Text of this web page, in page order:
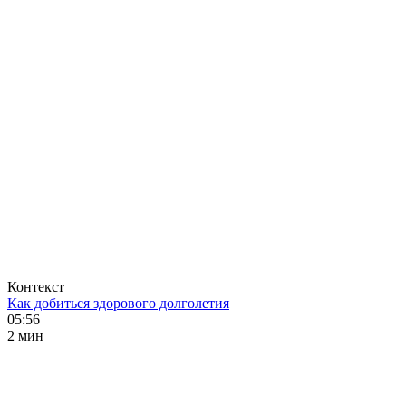
Контекст
Как добиться здорового долголетия
05:56
2 мин